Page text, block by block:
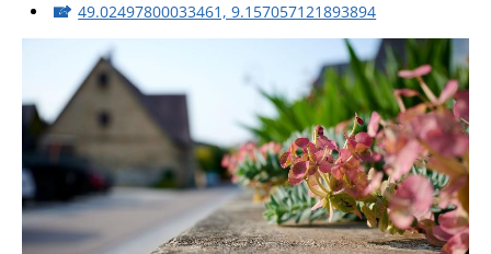
49.02497800033461, 9.157057121893894